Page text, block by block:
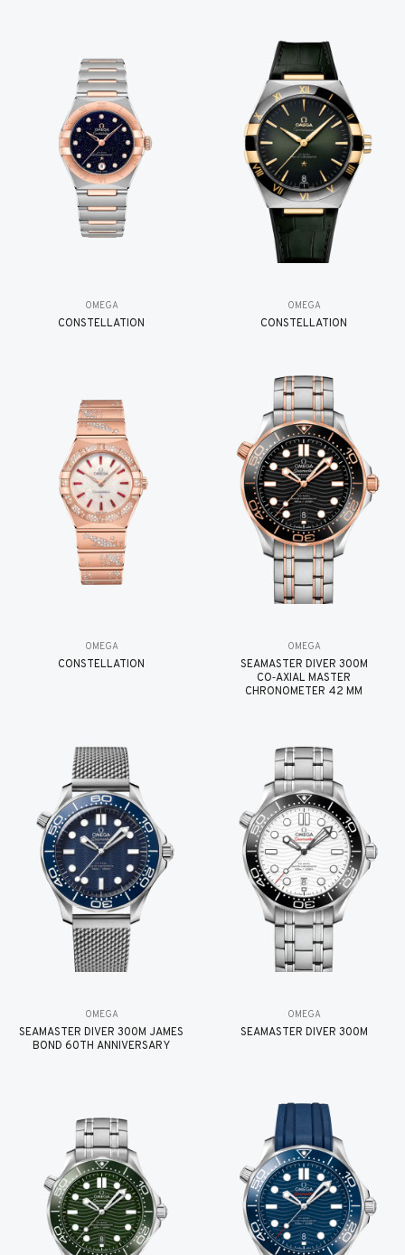
OMEGA
CONSTELLATION
OMEGA
CONSTELLATION
OMEGA
CONSTELLATION
OMEGA
SEAMASTER DIVER 300M
CO‑AXIAL MASTER
CHRONOMETER 42 MM
OMEGA
SEAMASTER DIVER 300M JAMES
BOND 60TH ANNIVERSARY
OMEGA
SEAMASTER DIVER 300M